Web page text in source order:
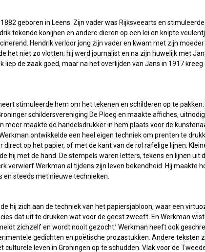
geboren in Leens. Zijn vader was Rijksveearts en
tekende konijnen en andere dieren op een lei en knipte
Hendrik verloor jong zijn vader en kwam met zijn
het niet zo vlotten; hij werd journalist en na zijn huwelijk met
liep de zaak goed, maar na het overlijden van Jans in 1917
stimuleerde hem om het tekenen en schilderen op te pakken.
schildersvereniging De Ploeg en maakte affiches,
meer maakte de handelsdrukker in hem plaats voor de
ontwikkelde een heel eigen techniek om prenten te
op het papier, of met de kant van de rol rafelige lijnen.
hij met de hand. De stempels waren letters, tekens en lijnen uit
verwierf Werkman al tijdens zijn leven bekendheid. Hij maakte
en steeds met nieuwe technieken.
hij zich aan de techniek van het papiersjabloon, waar een
dat uit te drukken wat voor de geest zweeft. En Werkman
zichzelf en wordt nooit gezocht.’ Werkman heeft ook
gedichten en poëtische prozastukken. Andere teksten
leven in Groningen op te schudden. Vlak voor de